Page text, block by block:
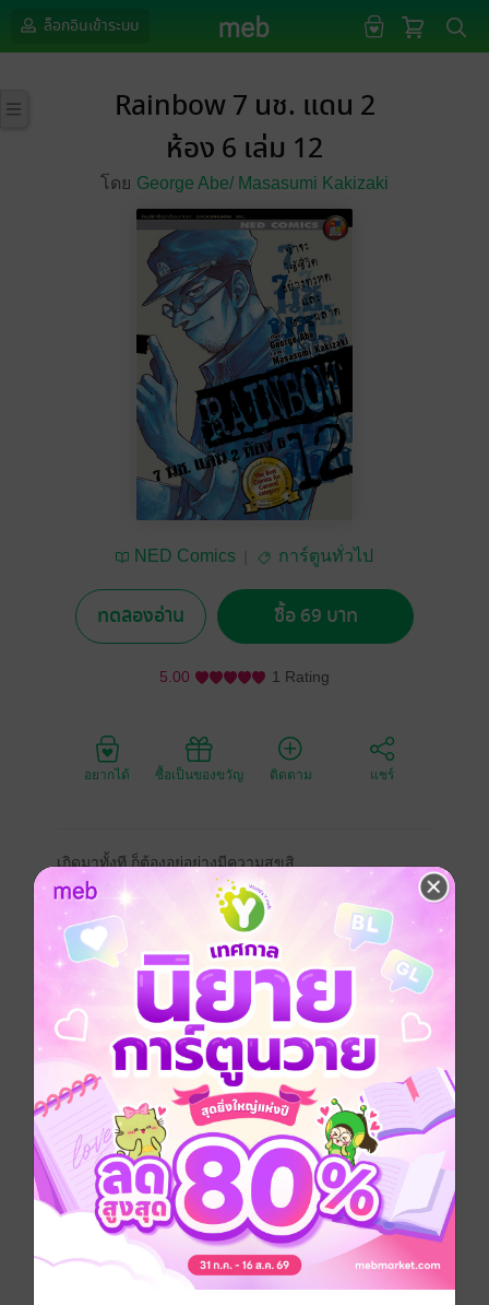
ล็อกอินเข้าระบบ
Rainbow 7 นช. แดน 2
ห้อง 6 เล่ม 12
โดย George Abe/ Masasumi Kakizaki
NED Comics การ์ตูนทั่วไป
ทดลองอ่าน ซื้อ 69 บาท
5.00 1 Rating
อยากได้ ซื้อเป็นของขวัญ ติดตาม แชร์
เกิดมาทั้งที ก็ต้องอยู่อย่างมีความสุขสิ
ทุกคนบอกลาชัวิตวัยเด็ก และเติบโตเป็นหนุ่มเต็มตัว เจ้า
หน้าที่กองกำลังป้องกันตนเอง นักมวยปล้ำอาชีพ พ่อค้าเงิน
กู้ นักร้อง นักกฎหมาย และนักมวย.. เด็กหนุ่มทั้ง 6 คน...ที่
รอดชีวิตจากแดน 2 ห้อง 6 ต่างฟันฝ่าอุปสรรคขวากหนาม
เพื่อมุ่งไปสู่ความฝันของตัวเอง! พลาดไม่ได้!! ตอนจบของ
ภาค 2 ที่แสนจะประทับใจและการเปิดฉากภาค 3 ที่เข้ม
ข้น!!
การ์ตูนญี่ปุ่น แอกชัน การ์ตูนผู้ชาย
เซอร์ไววัล
ซีรีส์ Rainbow 7 นช. แดน 2 ห้อง 6
ประเภทไฟล์ pdf